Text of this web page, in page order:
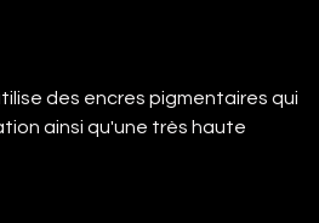
des encres pigmentaires qui
ainsi qu'une très haute